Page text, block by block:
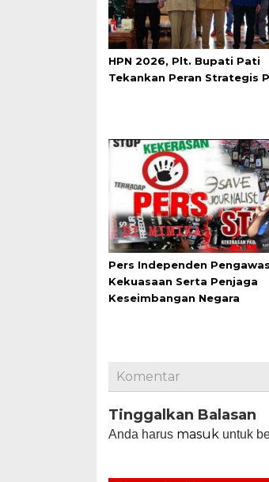
HPN 2026, Plt. Bupati Pati
Tekankan Peran Strategis
Pers Independen Pengawas
Kekuasaan Serta Penjaga
Keseimbangan Negara
Komentar
Tinggalkan Balasan
Anda harus masuk untuk